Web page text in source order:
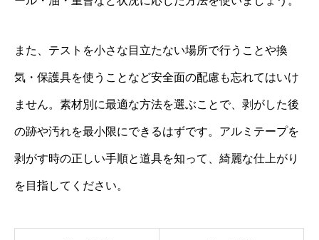
また、テストを小さな目立たない場所で行うことや換
気・保護具を使うことなど安全面の配慮も忘れてはいけ
ません。素材別に最適な方法を選ぶことで、剥がした後
の跡や汚れを最小限にできるはずです。アルミテープを
剥がす時の正しい手順と道具を知って、綺麗な仕上がり
を目指してください。